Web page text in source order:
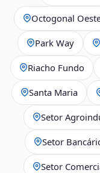
Octogonal
Park Way
Riacho Fundo
Santa Maria
Setor
Setor
Setor